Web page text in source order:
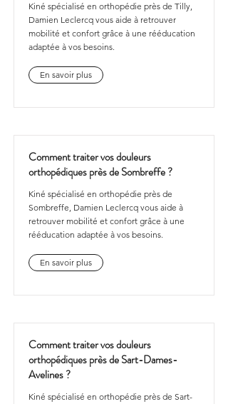
Kiné spécialisé en orthopédie près de Tilly,
Damien Leclercq vous aide à retrouver
mobilité et confort grâce à une rééducation
adaptée à vos besoins.
En savoir plus
Comment traiter vos douleurs
orthopédiques près de Sombreffe ?
Kiné spécialisé en orthopédie près de
Sombreffe, Damien Leclercq vous aide à
retrouver mobilité et confort grâce à une
rééducation adaptée à vos besoins.
En savoir plus
Comment traiter vos douleurs
orthopédiques près de Sart-Dames-
Avelines ?
Kiné spécialisé en orthopédie près de Sart-